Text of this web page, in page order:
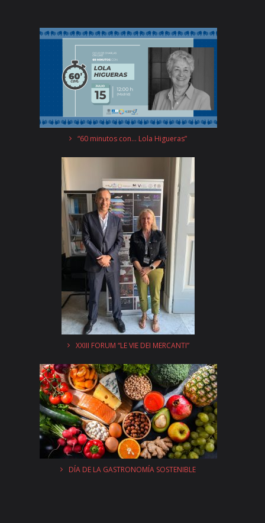
“60 minutos con… Lola Higueras”
XXIII FORUM “LE VIE DEI MERCANTI”
DÍA DE LA GASTRONOMÍA SOSTENIBLE